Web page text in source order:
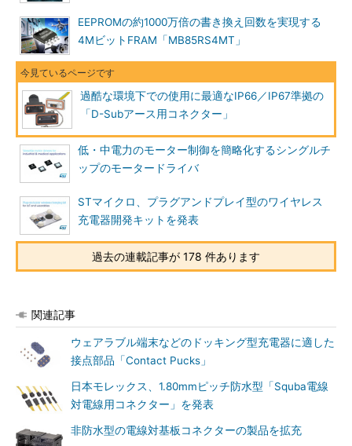
EEPROMの約1000万倍の書き換え回数を実現する
4MビットFRAM「MB85RS4MT」
過酷な環境下での使用に最適なIP66／IP67準拠の
「D-Subアース用コネクター」
低・中電力のモーター制御を簡略化するシングルチ
ップのモータードライバ
STマイクロ、プラグアンドプレイ型のワイヤレス
充電器開発キットを発表
過去の連載記事が 178 件あります
関連記事
ウェアラブル端末などのドッキング型充電器に適した
接点部品「Contact Pucks」
日本モレックス、1.80mmピッチ防水型「Squba電線
対電線用コネクター」を発表
非防水型の電線対基板コネクターの製品を拡充